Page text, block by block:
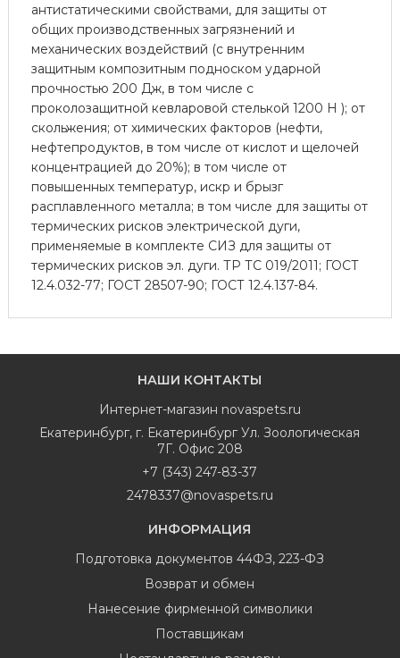
антистатическими свойствами, для защиты от
общих производственных загрязнений и
механических воздействий (с внутренним
защитным композитным подноском ударной
прочностью 200 Дж, в том числе с
проколозащитной кевларовой стелькой 1200 Н ); от
скольжения; от химических факторов (нефти,
нефтепродуктов, в том числе от кислот и щелочей
концентрацией до 20%); в том числе от
повышенных температур, искр и брызг
расплавленного металла; в том числе для защиты от
термических рисков электрической дуги,
применяемые в комплекте СИЗ для защиты от
термических рисков эл. дуги. ТР ТС 019/2011; ГОСТ
12.4.032-77; ГОСТ 28507-90; ГОСТ 12.4.137-84.
НАШИ КОНТАКТЫ
Интернет-магазин novaspets.ru
Екатеринбург, г. Екатеринбург Ул. Зоологическая
7Г. Офис 208
+7 (343) 247-83-37
2478337@novaspets.ru
ИНФОРМАЦИЯ
Подготовка документов 44ФЗ, 223-ФЗ
Возврат и обмен
Нанесение фирменной символики
Поставщикам